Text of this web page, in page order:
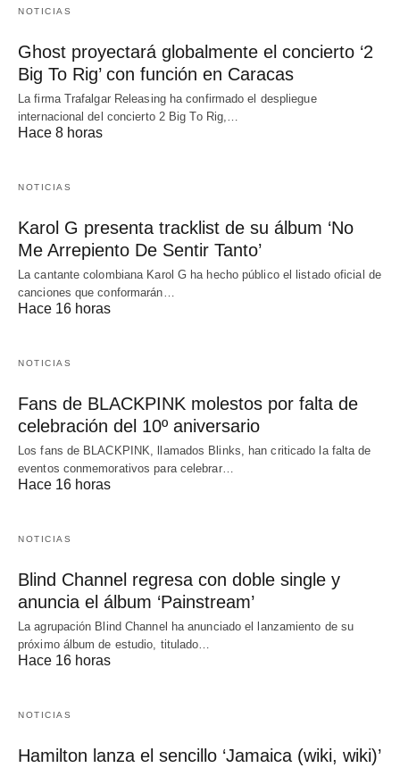
NOTICIAS
Ghost proyectará globalmente el concierto ‘2
Big To Rig’ con función en Caracas
La firma Trafalgar Releasing ha confirmado el despliegue
internacional del concierto 2 Big To Rig,…
Hace 8 horas
NOTICIAS
Karol G presenta tracklist de su álbum ‘No
Me Arrepiento De Sentir Tanto’
La cantante colombiana Karol G ha hecho público el listado oficial de
canciones que conformarán…
Hace 16 horas
NOTICIAS
Fans de BLACKPINK molestos por falta de
celebración del 10º aniversario
Los fans de BLACKPINK, llamados Blinks, han criticado la falta de
eventos conmemorativos para celebrar…
Hace 16 horas
NOTICIAS
Blind Channel regresa con doble single y
anuncia el álbum ‘Painstream’
La agrupación Blind Channel ha anunciado el lanzamiento de su
próximo álbum de estudio, titulado…
Hace 16 horas
NOTICIAS
Hamilton lanza el sencillo ‘Jamaica (wiki, wiki)’